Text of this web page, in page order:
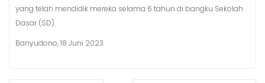
yang telah mendidik mereka selama 6 tahun di bangku Sekolah
Dasar (SD).
Banyudono, 18 Juni 2023